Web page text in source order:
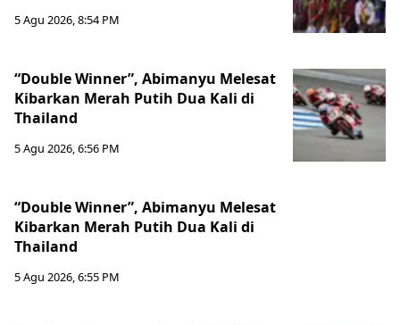
5 Agu 2026, 8:54 PM
“Double Winner”, Abimanyu Melesat
Kibarkan Merah Putih Dua Kali di
Thailand
5 Agu 2026, 6:56 PM
“Double Winner”, Abimanyu Melesat
Kibarkan Merah Putih Dua Kali di
Thailand
5 Agu 2026, 6:55 PM